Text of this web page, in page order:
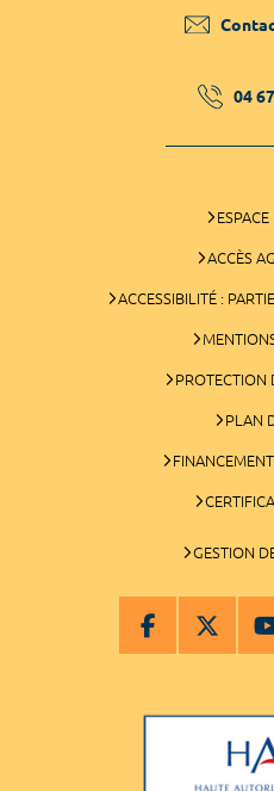
04
ESPACE
ACCÈS
ACCESSIBILITÉ :
PROTECTION
PLAN
GESTION